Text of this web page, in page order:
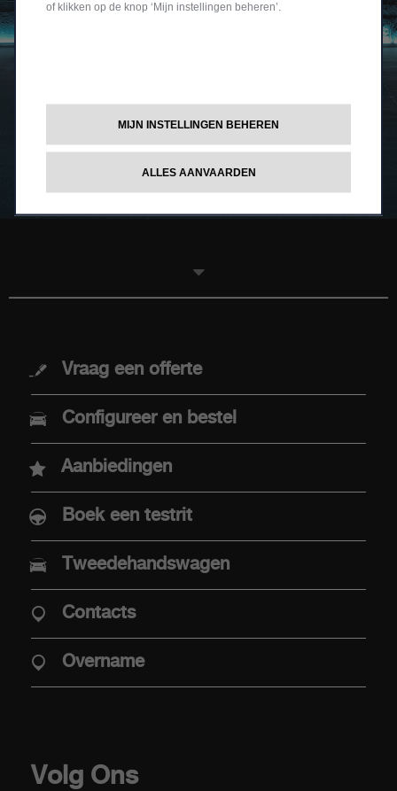
MODELLEN
Nieuwe Abarth 600e
Abarth 500e
AANKOOP
Aaanbiedingen
Aanbod Abarth Special Warranty
Verkooppunten
Vraag een offerte
Configureer en bestel
Aanbiedingen
Boek een testrit
Tweedehandswagen
Contacts
Overname
Volg Ons
of klikken op de knop ‘Mijn instellingen beheren’.
MIJN INSTELLINGEN BEHEREN
ALLES AANVAARDEN